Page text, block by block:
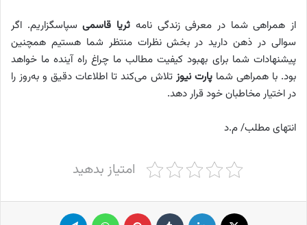
از همراهی شما در معرفی زندگی نامه ثریا قاسمی سپاسگزاریم. اگر
سوالی در ذهن دارید در بخش نظرات منتظر شما هستیم همچنین
پیشنهادات شما برای بهبود کیفیت مطالب ما چراغ راه آینده ما خواهد
بود. با همراهی شماپارت نیوزتلاش می‌کند تا اطلاعات دقیق و به‌روز را
در اختیار مخاطبان خود قرار دهد.
انتهای مطلب/ م.د
امتیاز بدهید
لینکدین ‫تامبلر پینترست